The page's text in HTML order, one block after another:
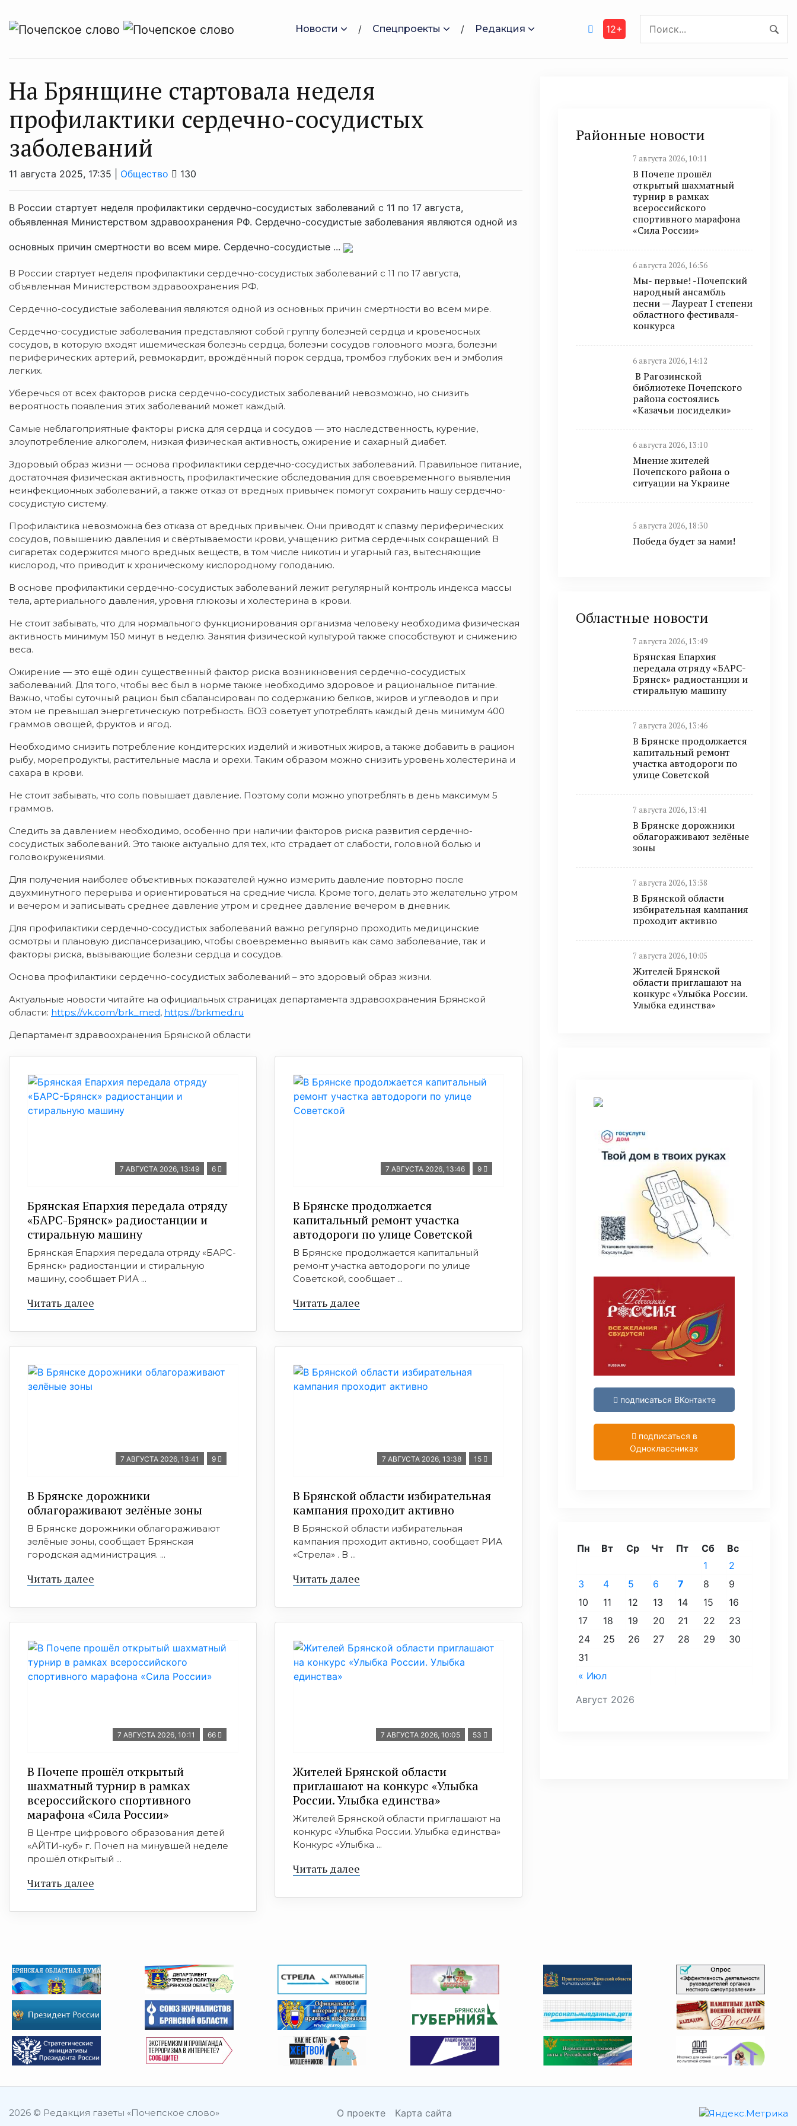
Новости Спецпроекты Редакция 12+
На Брянщине стартовала неделя
профилактики сердечно-сосудистых
заболеваний
11 августа 2025, 17:35 | Общество 130
В России стартует неделя профилактики сердечно-сосудистых заболеваний с 11 по 17 августа,
объявленная Министерством здравоохранения РФ. Сердечно-сосудистые заболевания являются одной из
основных причин смертности во всем мире. Сердечно-сосудистые ...
В России стартует неделя профилактики сердечно-сосудистых заболеваний с 11 по 17 августа,
объявленная Министерством здравоохранения РФ.
Сердечно-сосудистые заболевания являются одной из основных причин смертности во всем мире.
Сердечно-сосудистые заболевания представляют собой группу болезней сердца и кровеносных
сосудов, в которую входят ишемическая болезнь сердца, болезни сосудов головного мозга, болезни
периферических артерий, ревмокардит, врождённый порок сердца, тромбоз глубоких вен и эмболия
легких.
Уберечься от всех факторов риска сердечно-сосудистых заболеваний невозможно, но снизить
вероятность появления этих заболеваний может каждый.
Самые неблагоприятные факторы риска для сердца и сосудов — это наследственность, курение,
злоупотребление алкоголем, низкая физическая активность, ожирение и сахарный диабет.
Здоровый образ жизни — основа профилактики сердечно-сосудистых заболеваний. Правильное питание,
достаточная физическая активность, профилактические обследования для своевременного выявления
неинфекционных заболеваний, а также отказ от вредных привычек помогут сохранить нашу сердечно-
сосудистую систему.
Профилактика невозможна без отказа от вредных привычек. Они приводят к спазму периферических
сосудов, повышению давления и свёртываемости крови, учащению ритма сердечных сокращений. В
сигаретах содержится много вредных веществ, в том числе никотин и угарный газ, вытесняющие
кислород, что приводит к хроническому кислородному голоданию.
В основе профилактики сердечно-сосудистых заболеваний лежит регулярный контроль индекса массы
тела, артериального давления, уровня глюкозы и холестерина в крови.
Не стоит забывать, что для нормального функционирования организма человеку необходима физическая
активность минимум 150 минут в неделю. Занятия физической культурой также способствуют и снижению
веса.
Ожирение — это ещё один существенный фактор риска возникновения сердечно-сосудистых
заболеваний. Для того, чтобы вес был в норме также необходимо здоровое и рациональное питание.
Важно, чтобы суточный рацион был сбалансирован по содержанию белков, жиров и углеводов и при
этом не превышал энергетическую потребность. ВОЗ советует употреблять каждый день минимум 400
граммов овощей, фруктов и ягод.
Необходимо снизить потребление кондитерских изделий и животных жиров, а также добавить в рацион
рыбу, морепродукты, растительные масла и орехи. Таким образом можно снизить уровень холестерина и
сахара в крови.
Не стоит забывать, что соль повышает давление. Поэтому соли можно употреблять в день максимум 5
граммов.
Следить за давлением необходимо, особенно при наличии факторов риска развития сердечно-
сосудистых заболеваний. Это также актуально для тех, кто страдает от слабости, головной болью и
головокружениями.
Для получения наиболее объективных показателей нужно измерить давление повторно после
двухминутного перерыва и ориентироваться на средние числа. Кроме того, делать это желательно утром
и вечером и записывать среднее давление утром и среднее давление вечером в дневник.
Для профилактики сердечно-сосудистых заболеваний важно регулярно проходить медицинские
осмотры и плановую диспансеризацию, чтобы своевременно выявить как само заболевание, так и
факторы риска, вызывающие болезни сердца и сосудов.
Основа профилактики сердечно-сосудистых заболеваний – это здоровый образ жизни.
Актуальные новости читайте на официальных страницах департамента здравоохранения Брянской
области: https://vk.com/brk_med, https://brkmed.ru
Департамент здравоохранения Брянской области
7 АВГУСТА 2026, 13:49 6
Брянская Епархия передала отряду
«БАРС-Брянск» радиостанции и
стиральную машину
Брянская Епархия передала отряду «БАРС-
Брянск» радиостанции и стиральную
машину, сообщает РИА ...
Читать далее
7 АВГУСТА 2026, 13:46 9
В Брянске продолжается
капитальный ремонт участка
автодороги по улице Советской
В Брянске продолжается капитальный
ремонт участка автодороги по улице
Советской, сообщает ...
Читать далее
7 АВГУСТА 2026, 13:41 9
В Брянске дорожники
облагораживают зелёные зоны
В Брянске дорожники облагораживают
зелёные зоны, сообщает Брянская
городская администрация. ...
Читать далее
7 АВГУСТА 2026, 13:38 15
В Брянской области избирательная
кампания проходит активно
В Брянской области избирательная
кампания проходит активно, сообщает РИА
«Стрела» . В ...
Читать далее
7 АВГУСТА 2026, 10:11 66
В Почепе прошёл открытый
шахматный турнир в рамках
всероссийского спортивного
марафона «Сила России»
В Центре цифрового образования детей
«АЙТИ-куб» г. Почеп на минувшей неделе
прошёл открытый ...
Читать далее
7 АВГУСТА 2026, 10:05 53
Жителей Брянской области
приглашают на конкурс «Улыбка
России. Улыбка единства»
Жителей Брянской области приглашают на
конкурс «Улыбка России. Улыбка единства»
Конкурс «Улыбка ...
Читать далее
Районные новости
7 августа 2026, 10:11
В Почепе прошёл
открытый шахматный
турнир в рамках
всероссийского
спортивного марафона
«Сила России»
6 августа 2026, 16:56
Мы- первые! -Почепский
народный ансамбль
песни — Лауреат I степени
областного фестиваля-
конкурса
6 августа 2026, 14:12
В Рагозинской
библиотеке Почепского
района состоялись
«Казачьи посиделки»
6 августа 2026, 13:10
Мнение жителей
Почепского района о
ситуации на Украине
5 августа 2026, 18:30
Победа будет за нами!
Областные новости
7 августа 2026, 13:49
Брянская Епархия
передала отряду «БАРС-
Брянск» радиостанции и
стиральную машину
7 августа 2026, 13:46
В Брянске продолжается
капитальный ремонт
участка автодороги по
улице Советской
7 августа 2026, 13:41
В Брянске дорожники
облагораживают зелёные
зоны
7 августа 2026, 13:38
В Брянской области
избирательная кампания
проходит активно
7 августа 2026, 10:05
Жителей Брянской
области приглашают на
конкурс «Улыбка России.
Улыбка единства»
подписаться ВКонтакте
подписаться в
Одноклассниках
Август 2026
Пн Вт Ср Чт Пт Сб Вс
« Июл
1
2
3
4 5 6 7 8
9
10
11 12 13 14 15
16
17
18 19 20 21 22
23
24
25 26 27 28 29
30
31
2026 © Редакция газеты «Почепское слово» О проекте Карта сайта